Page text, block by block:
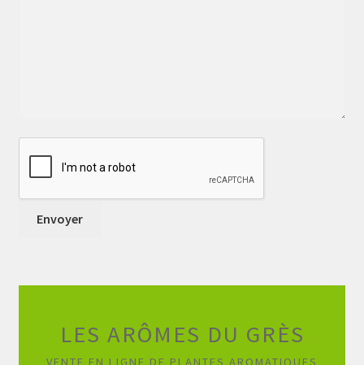
LES ARÔMES DU GRÈS
VENTE EN LIGNE DE PLANTES AROMATIQUES